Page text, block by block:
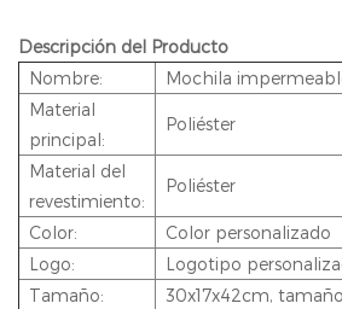
Descripción del Producto
Nombre:
Mochila
Material
principal:
Poliéster
Material del
revestimiento:
Poliéster
Color:
Color personalizado
Logo:
Logotipo
Tamaño:
30x17x42cm,